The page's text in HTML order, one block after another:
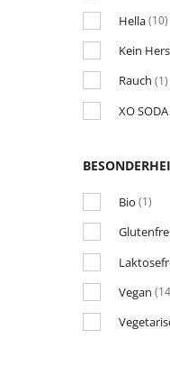
Hella(10)
Kein
Rauch (1)
XO SODA
Bio (1)
Vegan